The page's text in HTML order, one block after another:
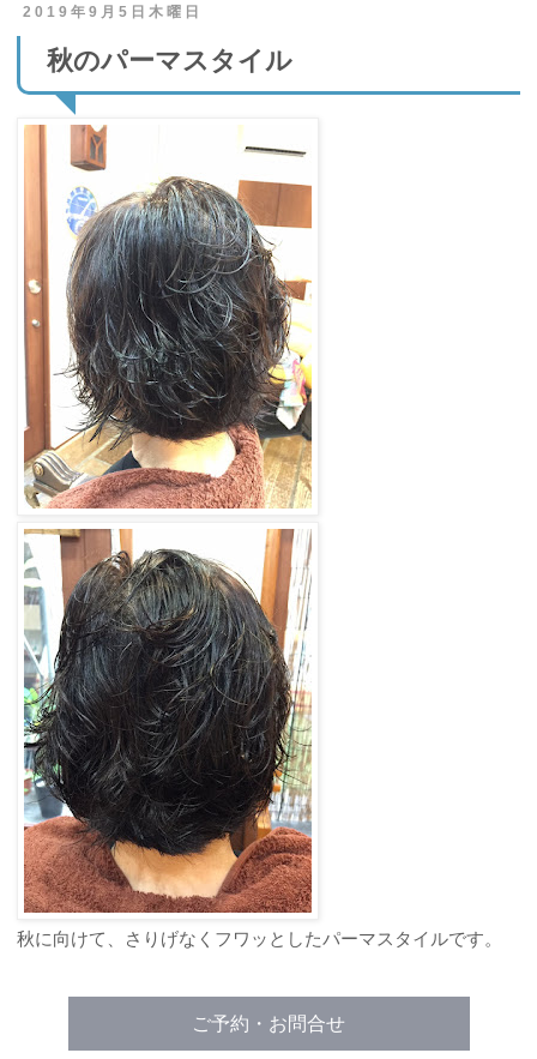
2019年9月5日木曜日
秋のパーマスタイル
秋に向けて、さりげなくフワッとしたパーマスタイルです。
ご予約・お問合せ